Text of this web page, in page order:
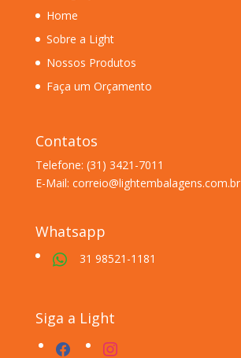
Home
Sobre a Light
Nossos Produtos
Faça um Orçamento
Contatos
Telefone: (31) 3421-7011
E-Mail: correio@lightembalagens.com.br
Whatsapp
31 98521-1181
Siga a Light